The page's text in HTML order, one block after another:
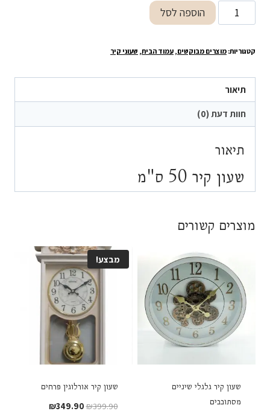
כמות
של
קיר
ס"מ
הוספה לסל
קטגוריות: מוצרים מבוקשים, עמוד הבית, שעוני קיר
תיאור
חוות דעת (0)
תיאור
שעון קיר 50 ס"מ
מוצרים קשורים
שעון קיר גלגלי שיניים
מסתובבים
מבצע!
שעון קיר אורלוגין פרחים
₪399.90
המחיר
₪349.90 המחיר